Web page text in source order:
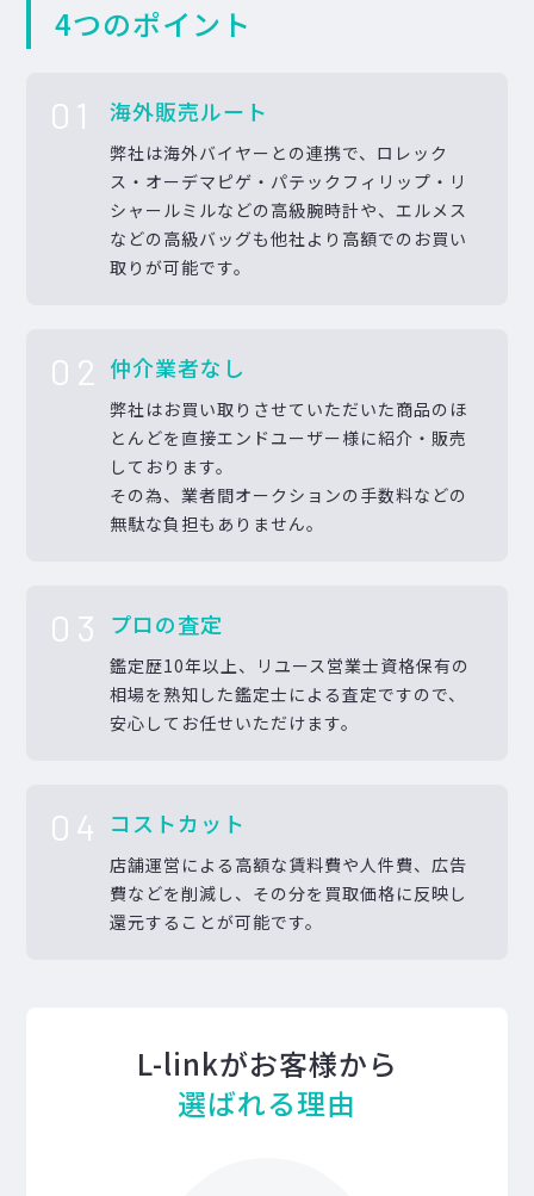
4つのポイント
01 海外販売ルート
弊社は海外バイヤーとの連携で、ロレック
ス・オーデマピゲ・パテックフィリップ・リ
シャールミルなどの高級腕時計や、エルメス
などの高級バッグも他社より高額でのお買い
取りが可能です。
02 仲介業者なし
弊社はお買い取りさせていただいた商品のほ
とんどを直接エンドユーザー様に紹介・販売
しております。
その為、業者間オークションの手数料などの
無駄な負担もありません。
03 プロの査定
鑑定歴10年以上、リユース営業士資格保有の
相場を熟知した鑑定士による査定ですので、
安心してお任せいただけます。
04 コストカット
店舗運営による高額な賃料費や人件費、広告
費などを削減し、その分を買取価格に反映し
還元することが可能です。
L-linkがお客様から
選ばれる理由